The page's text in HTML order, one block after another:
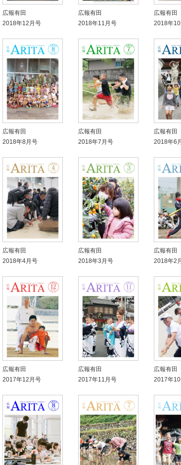
広報有田
2018年12月号
広報有田
2018年11月号
広報有田
2018年
広報有田
2018年8月号
広報有田
2018年7月号
広報有田
2018年6
広報有田
2018年4月号
広報有田
2018年3月号
広報有田
2018年2
広報有田
2017年12月号
広報有田
2017年11月号
広報有田
2017年